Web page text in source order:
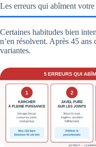
Les erreurs qui abîment votre
Certaines habitudes bien
n’en résolvent. Après 45 ans
variantes.